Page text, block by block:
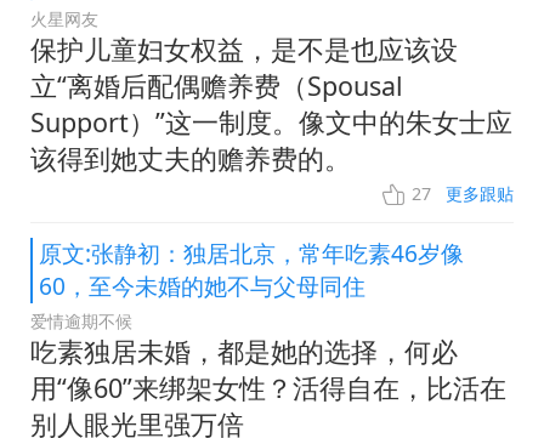
火星网友
保护儿童妇女权益，是不是也应该设
立“离婚后配偶赡养费（Spousal
Support）”这一制度。像文中的朱女士应
该得到她丈夫的赡养费的。
27 更多跟贴
原文:张静初：独居北京，常年吃素46岁像
60，至今未婚的她不与父母同住
爱情逾期不候
吃素独居未婚，都是她的选择，何必
用“像60”来绑架女性？活得自在，比活在
别人眼光里强万倍